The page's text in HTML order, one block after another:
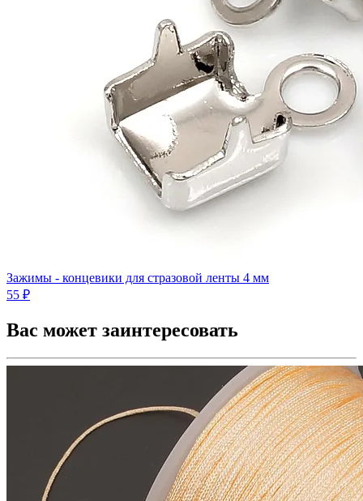
Зажимы - концевики для стразовой ленты 4 мм
55 ₽
Вас может заинтересовать